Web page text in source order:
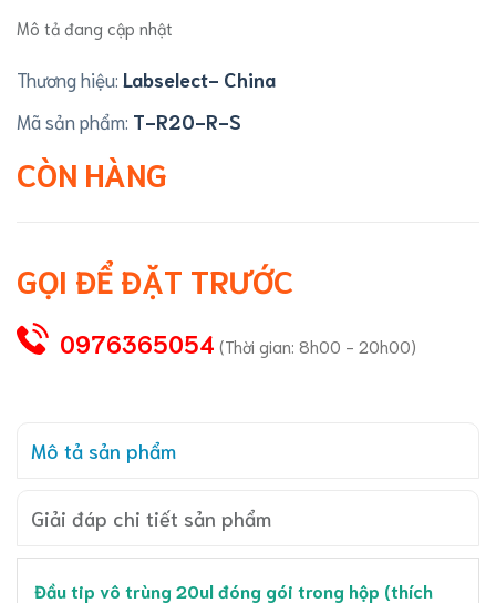
Mô tả đang cập nhật
Thương hiệu: Labselect- China
Mã sản phẩm: T-R20-R-S
CÒN HÀNG
GỌI ĐỂ ĐẶT TRƯỚC
0976365054 (Thời gian: 8h00 - 20h00)
Mô tả sản phẩm
Giải đáp chi tiết sản phẩm
Đầu tip vô trùng 20ul đóng gói trong hộp (thích